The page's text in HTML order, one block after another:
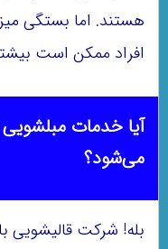
هستند. اما بستگی
افراد ممکن است
آیا خدمات مبلشویی
می‌شود؟
بله! شرکت قالیشویی